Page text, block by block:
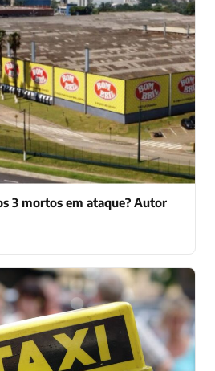
3 mortos em ataque? Autor